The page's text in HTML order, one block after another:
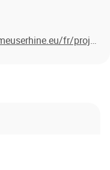
fr/projets/choose2reuse/